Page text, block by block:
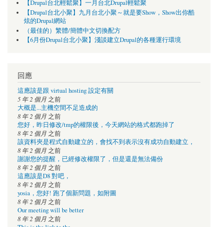
【Drupal台北輕鬆聚】一月台北Drupal輕鬆聚
【Drupal台北小聚】九月台北小聚～就是要Show，Show出你酷
炫的Drupal網站
（最佳的）繁體/簡體中文切換配方
【6月份Drupal台北小聚】淺談建立Drupal的各種運行環境
回應
這應該是跟 virtual hosting 設定有關
5 年 2 個月 之前
大概是...主機空間不足造成的
8 年 2 個月 之前
您好，昨日修改/tmp的權限後，今天網站的格式都跑掉了
8 年 2 個月 之前
該資料夾是程式自動建立的，會找不到表示沒有成功自動建立，
8 年 2 個月 之前
謝謝您的提醒，已經修改權限了，但是還是無法備份
8 年 2 個月 之前
這應該是D8 對吧，
8 年 2 個月 之前
yosia，您好! 跑了個新問題，如附圖
8 年 2 個月 之前
Our meeting will be better
8 年 2 個月 之前